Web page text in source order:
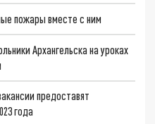
пожары вместе с ним
Архангельска на уроках
предоставят
года